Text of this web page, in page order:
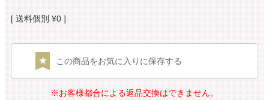
送料個別 ¥0
この商品をお気に入りに保存する
※お客様都合による返品交換はできません。